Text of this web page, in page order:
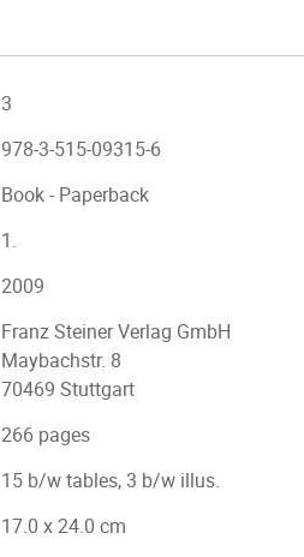
3
978-3-515-09315-6
Book - Paperback
1.
2009
Franz Steiner Verlag GmbH
Maybachstr. 8
70469 Stuttgart
266 pages
15 b/w tables, 3 b/w illus.
17.0 x 24.0 cm